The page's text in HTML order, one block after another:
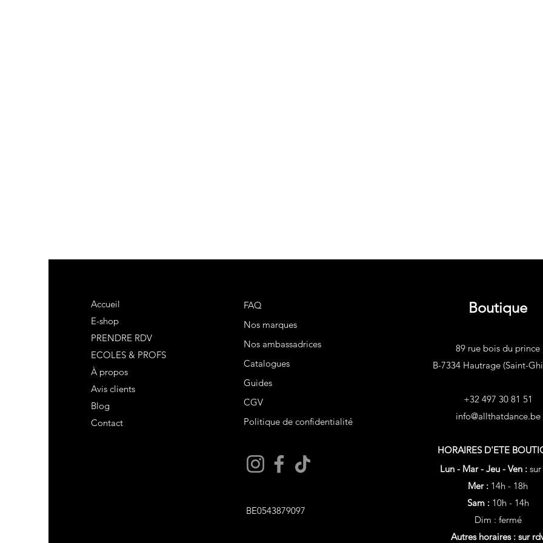
Accueil
E-shop
PRENDRE RDV
ECOLES & PROFS
À propos
Avis clients
Blog
Contact
FAQ
Nos marques
Nos ambassadrices
Catalogues
Guides
CGV
Politique de confidentialité
BE0543879097
Boutique
89 rue bois du prince
B-7334 Hautrage (Saint-
+32 497 30 81 51
info@allthatdance.be
HORAIRES D'ETE
Lun - Mar - Jeu - Ven :
Mer : 14h - 18h
Sam : 10h - 14h
Dim : fermé
Autres horaires : sur